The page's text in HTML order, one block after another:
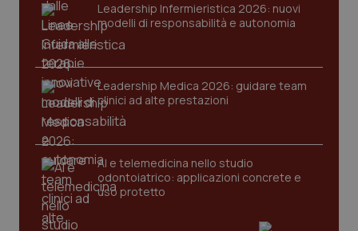
Leadership Infermieristica 2026: nuovi
modelli di responsabilità e autonomia
Leadership Medica 2026: guidare team
clinici ad alte prestazioni
AI e telemedicina nello studio
odontoiatrico: applicazioni concrete e
uso protetto
CookieScriptConsent